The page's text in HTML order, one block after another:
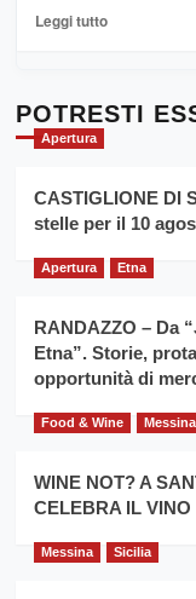
Sicilia
l’
evento
la
filiera
grano
Leggi tuttoLeggi
per
il
anno
Franco
Caruso
POTRESTI
Apertura
CASTIGLIONE DI
stelle per il 10
Apertura Etna
RANDAZZO – Da
Etna”. Storie,
opportunità di
Food & Wine Messina
WINE NOT? A
CELEBRA IL
Messina Sicilia